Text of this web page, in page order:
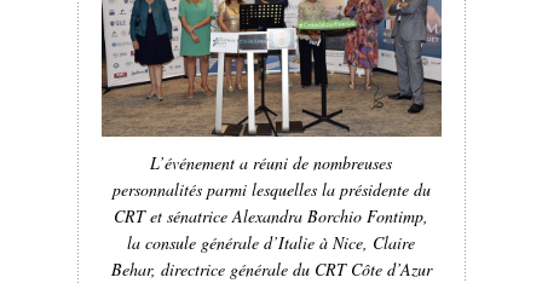
L’événement a réuni de nombreuses
personnalités parmi lesquelles la présidente du
CRT et sénatrice Alexandra Borchio Fontimp,
la consule générale d’Italie à Nice, Claire
Behar, directrice générale du CRT Côte d’Azur